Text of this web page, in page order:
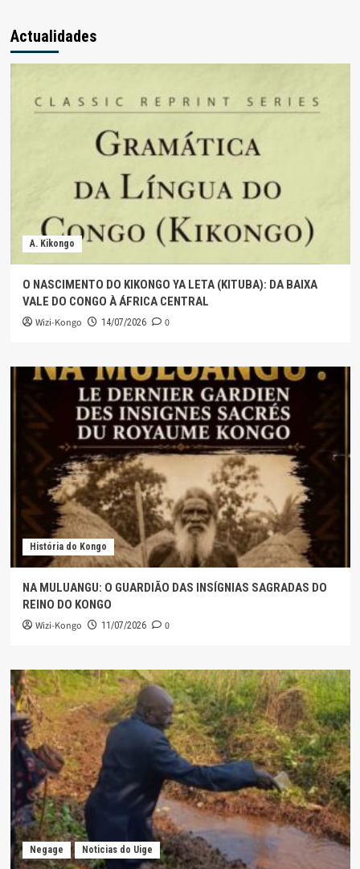
Actualidades
A. Kikongo
O NASCIMENTO DO KIKONGO YA LETA (KITUBA): DA BAIXA
VALE DO CONGO À ÁFRICA CENTRAL
Wizi-Kongo 14/07/2026 0
História do Kongo
NA MULUANGU: O GUARDIÃO DAS INSÍGNIAS SAGRADAS DO
REINO DO KONGO
Wizi-Kongo 11/07/2026 0
Negage Noticias do Uige